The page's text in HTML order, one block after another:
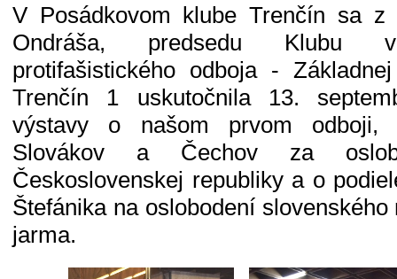
V Posádkovom klube Trenčín sa z
Ondráša, predsedu Klubu
protifašistického odboja -
Trenčín 1 uskutočnila 13.
výstavy o našom prvom odboji,
Slovákov a Čechov za
Československej republiky a o
Štefánika na oslobodení
jarma.